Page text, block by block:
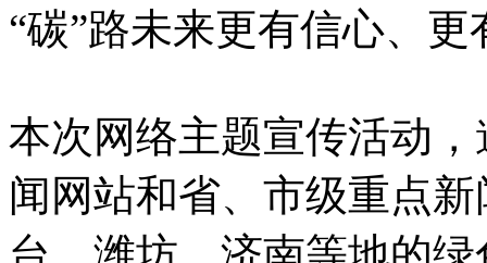
“碳”路未来更有信心、更
本次网络主题宣传活动
闻网站和省、市级重点
台、潍坊、济南等地的